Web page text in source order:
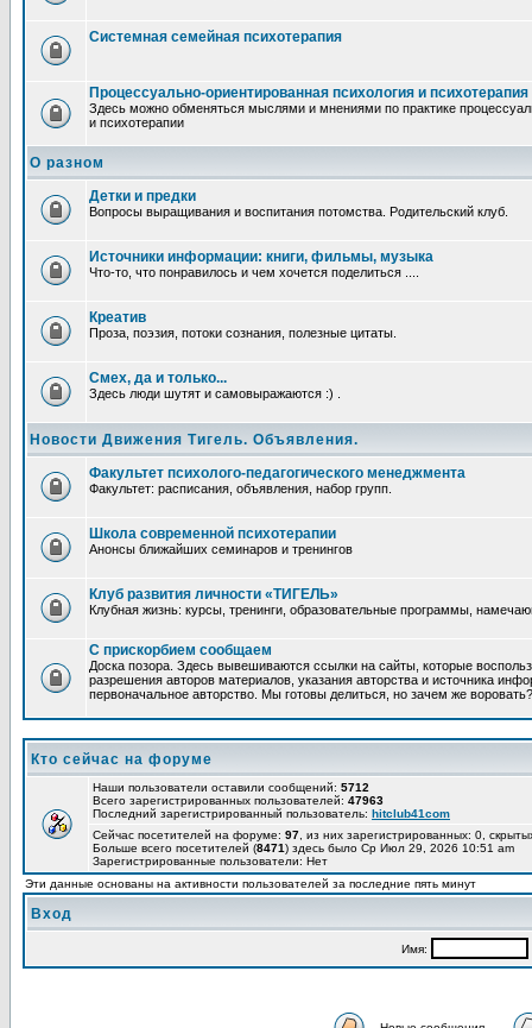
Системная семейная психотерапия
Процессуально-ориентированная психология и психотерапия
Здесь можно обменяться мыслями и мнениями по практике
и психотерапии
О разном
Детки и предки
Вопросы выращивания и воспитания потомства. Родительский клуб.
Источники информации: книги, фильмы, музыка
Что-то, что понравилось и чем хочется поделиться ....
Креатив
Проза, поэзия, потоки сознания, полезные цитаты.
Смех, да и только...
Здесь люди шутят и самовыражаются :) .
Новости Движения Тигель. Объявления.
Факультет психолого-педагогического менеджмента
Факультет: расписания, объявления, набор групп.
Школа современной психотерапии
Анонсы ближайших семинаров и тренингов
Клуб развития личности «ТИГЕЛЬ»
Клубная жизнь: курсы, тренинги, образовательные программы,
С прискорбием сообщаем
Доска позора. Здесь вывешиваются ссылки на сайты, которые
разрешения авторов материалов, указания авторства и источника
первоначальное авторство. Мы готовы делиться, но зачем же воровать?
Кто сейчас на форуме
Наши пользователи оставили сообщений: 5712
Всего зарегистрированных пользователей: 47963
Последний зарегистрированный пользователь: hitclub41com
Сейчас посетителей на форуме: 97 , из них зарегистрированных: 0,
Больше всего посетителей (8471) здесь было Ср Июл 29, 2026 10:51 am
Зарегистрированные пользователи: Нет
Эти данные основаны на активности пользователей за последние пять минут
Вход
Имя: